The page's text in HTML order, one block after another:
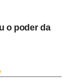
o poder da